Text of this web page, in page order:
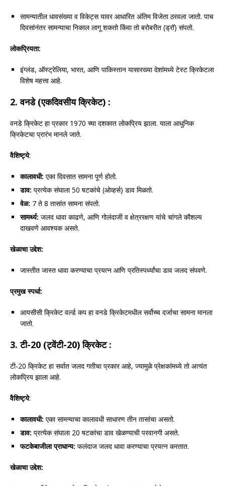
सामन्यातील धावसंख्या व विकेट्स यावर आधारित अंतिम विजेता ठरवला जातो. पाच
दिवसांनंतर सामन्याचा निकाल लागू शकतो किंवा तो बरोबरीत (ड्रॉ) संपतो.
लोकप्रियता:
इंग्लंड, ऑस्ट्रेलिया, भारत, आणि पाकिस्तान यासारख्या देशांमध्ये टेस्ट क्रिकेटला
विशेष महत्त्व आहे.
2.वनडे (एकदिवसीय क्रिकेट) :
वनडे क्रिकेट हा प्रकार 1970 च्या दशकात लोकप्रिय झाला. याला आधुनिक
क्रिकेटचा प्रारंभ मानले जाते.
वैशिष्ट्ये:
कालावधी: एका दिवसात सामना पूर्ण होतो.
डाव: प्रत्येक संघाला 50 षटकांचे (ओव्हर्स) डाव मिळतो.
वेळ: 7 ते 8 तासांत सामना संपतो.
सामर्थ्य: जलद धावा काढणे, आणि गोलंदाजी व क्षेत्ररक्षण यांचे चांगले कौशल्य
दाखवणे आवश्यक असते.
खेळाचा उद्देश:
जास्तीत जास्त धावा करण्याचा प्रयत्न आणि प्रतिस्पर्ध्यांचा डाव जलद संपवणे.
प्रमुख स्पर्धा:
आयसीसी क्रिकेट वर्ल्ड कप हा वनडे क्रिकेटमधील सर्वोच्च दर्जाचा सामना मानला
जातो.
3.टी-20 (ट्वेंटी-20) क्रिकेट :
टी-20 क्रिकेट हा सर्वात जलद गतीचा प्रकार आहे, ज्यामुळे प्रेक्षकांमध्ये तो अत्यंत
लोकप्रिय झाला आहे.
वैशिष्ट्ये:
कालावधी: एका सामन्याचा कालावधी साधारण तीन तासांचा असतो.
डाव: प्रत्येक संघाला 20 षटकांचा डाव खेळण्याची परवानगी असते.
फटकेबाजीला प्राधान्य: फलंदाज जलद धावा करण्याचा प्रयत्न करतात.
खेळाचा उद्देश: